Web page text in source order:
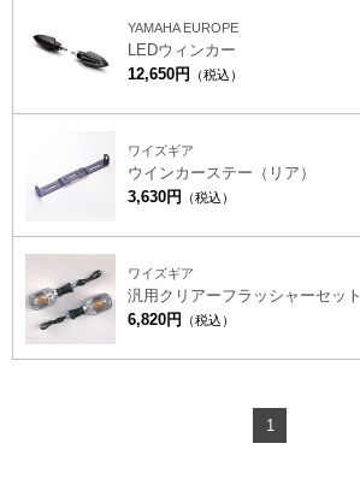
YAMAHA EUROPE
LEDウィンカー
12,650円
（税込）
ワイズギア
ウインカーステー（リア）
3,630円
（税込）
ワイズギア
汎用クリアーフラッシャーセット
6,820円
（税込）
1